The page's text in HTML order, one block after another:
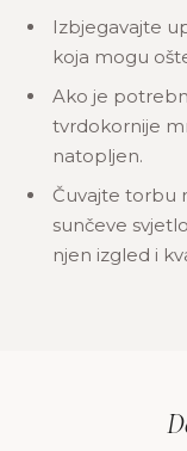
Izbjegavajte
koja mogu
Ako je
tvrdokornije
natopljen.
Čuvajte torbu
sunčeve
njen izgled i